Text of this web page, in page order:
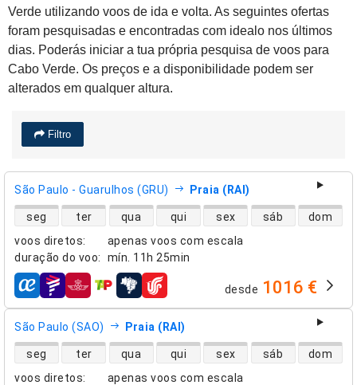
Verde utilizando voos de ida e volta. As seguintes ofertas
foram pesquisadas e encontradas com idealo nos últimos
dias. Poderás iniciar a tua própria pesquisa de voos para
Cabo Verde. Os preços e a disponibilidade podem ser
alterados em qualquer altura.
Filtro
São Paulo - Guarulhos (GRU) Praia (RAI)
voos diretos:
apenas voos com escala
duração do voo: mín. 11h 25min
disponibilidade de voos diretos
seg ter qua qui sex sáb dom
companhias aéreas desde 1016 €
São Paulo (SAO) Praia (RAI)
voos diretos:
apenas voos com escala
disponibilidade de voos diretos
seg ter qua qui sex sáb dom